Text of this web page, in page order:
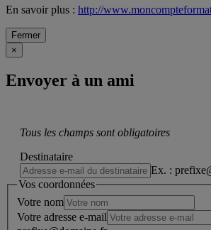
En savoir plus : http://
Fermer
×
Envoyer à un ami
Tous les champs sont obligatoires
Destinataire
Ex. :
Vos coordonnées
Votre nom
Votre adresse e-mail